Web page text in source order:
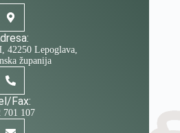
42250 Lepoglava,
županija
Fax:
701 107